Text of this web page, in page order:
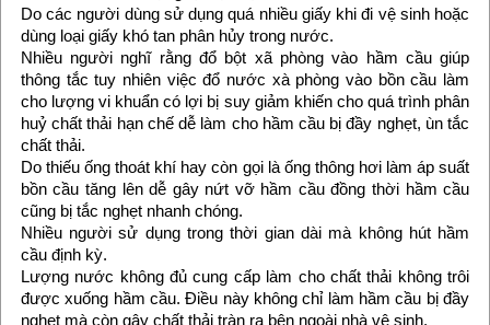
Do các người dùng sử dụng quá nhiều giấy khi đi vệ sinh hoặc
dùng loại giấy khó tan phân hủy trong nước.
Nhiều người nghĩ rằng đổ bột xã phòng vào hầm cầu giúp
thông tắc tuy nhiên việc đổ nước xà phòng vào bồn cầu làm
cho lượng vi khuẩn có lợi bị suy giảm khiến cho quá trình phân
huỷ chất thải hạn chế dễ làm cho hầm cầu bị đầy nghẹt, ùn tắc
chất thải.
Do thiếu ống thoát khí hay còn gọi là ống thông hơi làm áp suất
bồn cầu tăng lên dễ gây nứt vỡ hầm cầu đồng thời hầm cầu
cũng bị tắc nghẹt nhanh chóng.
Nhiều người sử dụng trong thời gian dài mà không hút hầm
cầu định kỳ.
Lượng nước không đủ cung cấp làm cho chất thải không trôi
được xuống hầm cầu. Điều này không chỉ làm hầm cầu bị đầy
nghẹt mà còn gây chất thải tràn ra bên ngoài nhà vệ sinh.